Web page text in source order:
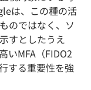
は、この種の活
のではなく、ソ
すとしたうえ
いMFA（FIDO2
する重要性を強